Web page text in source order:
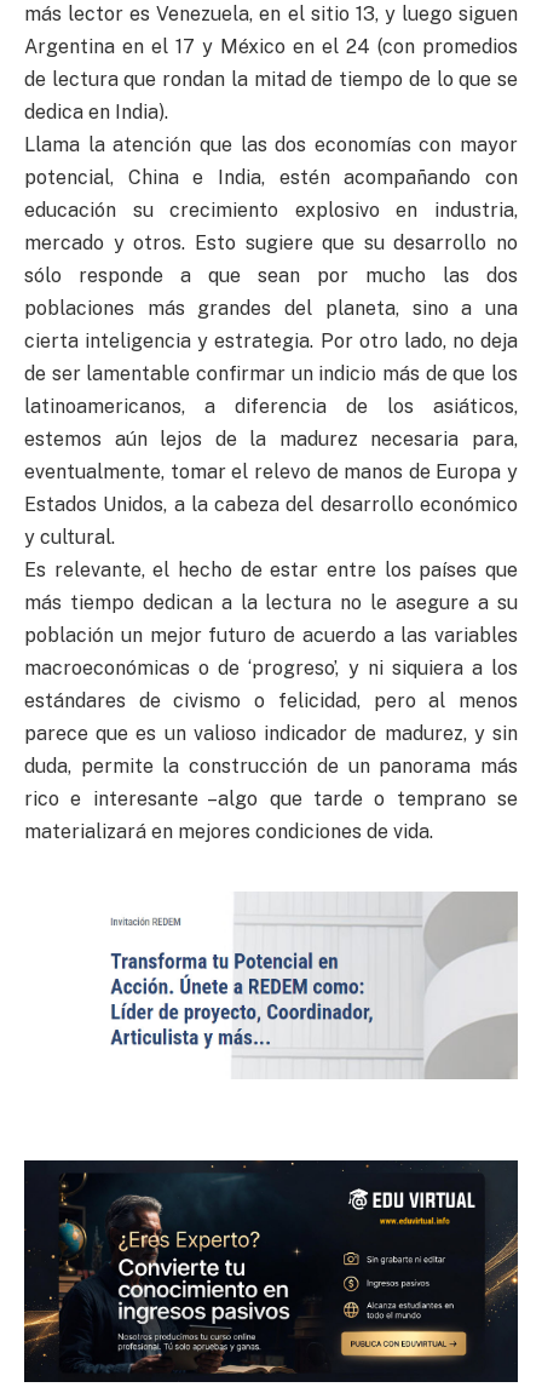
más lector es Venezuela, en el sitio 13, y luego siguen
Argentina en el 17 y México en el 24 (con promedios
de lectura que rondan la mitad de tiempo de lo que se
dedica en India).
Llama la atención que las dos economías con mayor
potencial, China e India, estén acompañando con
educación su crecimiento explosivo en industria,
mercado y otros. Esto sugiere que su desarrollo no
sólo responde a que sean por mucho las dos
poblaciones más grandes del planeta, sino a una
cierta inteligencia y estrategia. Por otro lado, no deja
de ser lamentable confirmar un indicio más de que los
latinoamericanos, a diferencia de los asiáticos,
estemos aún lejos de la madurez necesaria para,
eventualmente, tomar el relevo de manos de Europa y
Estados Unidos, a la cabeza del desarrollo económico
y cultural.
Es relevante, el hecho de estar entre los países que
más tiempo dedican a la lectura no le asegure a su
población un mejor futuro de acuerdo a las variables
macroeconómicas o de ‘progreso’, y ni siquiera a los
estándares de civismo o felicidad, pero al menos
parece que es un valioso indicador de madurez, y sin
duda, permite la construcción de un panorama más
rico e interesante –algo que tarde o temprano se
materializará en mejores condiciones de vida.